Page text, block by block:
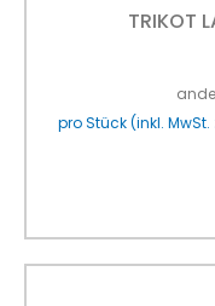
TRIKOT
pro Stück (inkl. MwSt.